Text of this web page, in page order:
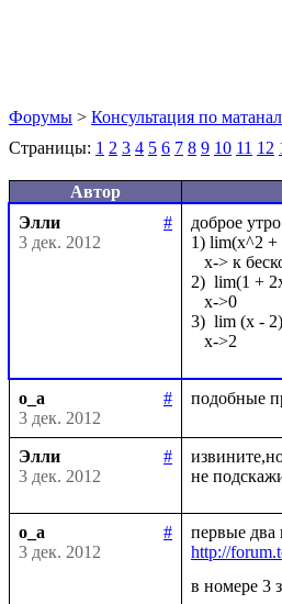
Форумы > Консультация по
Страницы: 1 2 3 4 5 6 7 8 9 10 11 12
Автор
Элли
#
3 дек. 2012
доброе
1) lim(x^2 +
2)  lim(1 +
3)  lim (x -
o_a
#
3 дек. 2012
Элли
#
3 дек. 2012
o_a
#
3 дек. 2012
http://
в номере 3